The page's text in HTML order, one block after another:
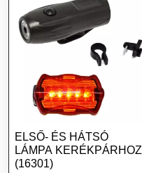
ELSŐ- ÉS HÁTSÓ
LÁMPA KERÉKPÁRHOZ
(16301)